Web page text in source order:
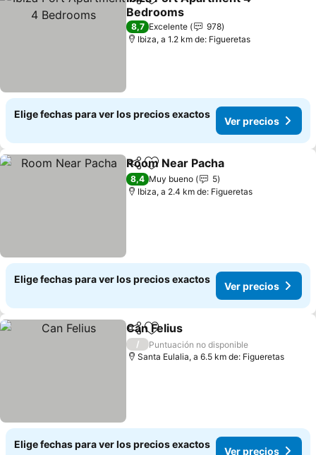
CompartirAgregar a favoritos
Bedrooms
8,7 Excelente
978
Ibiza, a 1.2 km de: Figueretas
Elige fechas para ver los precios exactos
Ver precios
CompartirAgregar a favoritos
Room Near Pacha
8,4 Muy bueno
5
Ibiza, a 2.4 km de: Figueretas
Elige fechas para ver los precios exactos
Ver precios
CompartirAgregar a favoritos
Can Felius
/
Puntuación no disponible
Santa Eulalia, a 6.5 km de: Figueretas
Elige fechas para ver los precios exactos
Ver precios